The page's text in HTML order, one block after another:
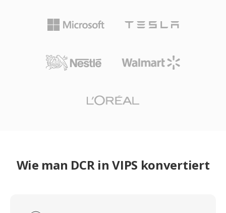
Wie man DCR in VIPS konvertiert